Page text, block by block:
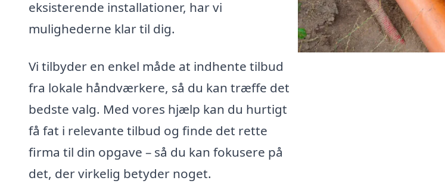
eksisterende installationer, har vi
mulighederne klar til dig.
Vi tilbyder en enkel måde at indhente tilbud
fra lokale håndværkere, så du kan træffe det
bedste valg. Med vores hjælp kan du hurtigt
få fat i relevante tilbud og finde det rette
firma til din opgave – så du kan fokusere på
det, der virkelig betyder noget.